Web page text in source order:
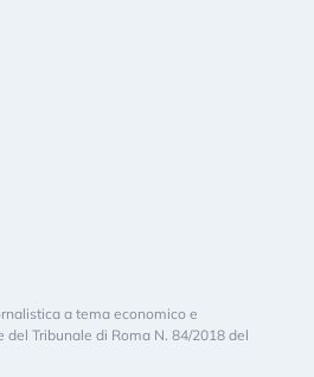
a tema economico e
Tribunale di Roma N. 84/2018 del